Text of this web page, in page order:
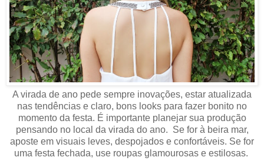
A virada de ano pede sempre inovações, estar atualizada
nas tendências e claro, bons looks para fazer bonito no
momento da festa. É importante planejar sua produção
pensando no local da virada do ano. Se for à beira mar,
aposte em visuais leves, despojados e confortáveis. Se for
uma festa fechada, use roupas glamourosas e estilosas.